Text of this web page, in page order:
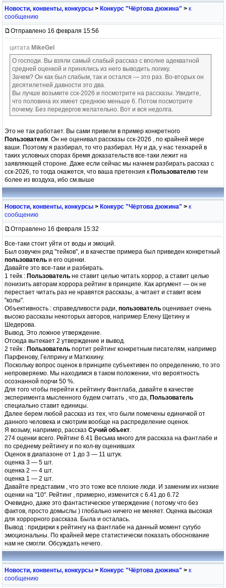
Новости, конвенты, конкурсы > Конкурс "Чёртова дюжина" > к
сообщению
Отправлено 16 февраля 15:56
цитата MikeGel
О господи. Вы взяли самый слабый рассказ с вполне адекватной
средней оценкой и принялись из него выводить логику.
Зачем? Он как был слабым, так и остался — это раз. Во-вторых он
десятилетней давности это два.
Вы лучше возьмите сск-2026 и посмотрите на рассказы. Увидите,
что половина их имеет среднюю меньше 6. Потом посмотрите
почему. Без передергов желательно. Вот и вся недолга.
Это не так работает. Вы сами привели в пример конкретного
Пользователя. Он не оценивал рассказы сск-2026 , по крайней мере
ваши. Поэтому я разбирал, то что разбирал. Ну и да, у нас технарей в
таких условных спорах бремя доказательств все-таки лежит на
заявляющей стороне. Даже если сейчас мы начнем разбирать рассказ с
сск-2026, то тогда окажется, что ваша претензия к Пользователю тем
более из воздуха, ибо см.выше
Новости, конвенты, конкурсы > Конкурс "Чёртова дюжина" > к
сообщению
Отправлено 16 февраля 15:32
Все-таки стоит уйти от воды и эмоций.
Был озвучен ряд "тейков", и в качестве примера был приведен конкретный
пользователь и его оценки.
Давайте это все-таки и разбирать.
1 тейк : Пользователь не ставит целью читать хоррор, а ставит целью
понизить авторам хоррора рейтинг в принципе. Как аргумент — он не
перестает читать раз не нравятся рассказы, а читает и ставит всем
"колы".
Объективность : справедливости ради, пользователь оценивает очень
высоко рассказы некоторых авторов, например Елену Щетину и
Шедерова.
Вывод. Это ложное утверждение.
Отсюда вытекает 2 утверждение и вывод.
2 тейк : Пользователь портит рейтинг конкретным писателям, например
Парфенову, Гелприну и Матюхину.
Поскольку вопрос оценок в принципе субъективен по определению, то это
непроверяемо. Мы находимся в таком положении, что вероятность
осознанной порчи 50 %.
Для того чтобы перейти к рейтингу Фантлаба, давайте в качестве
эксперимента мысленного будем считать , что да, Пользователь
специально ставит единицы.
Далее берем любой рассказ из тех, что были помечены единичкой от
данного человека и смотрим вообще на распределение оценок.
Я возьму, например, рассказ Сучий объект.
274 оценки всего. Рейтинг 6.41 Весьма много для рассказа на фантлабе и
по среднему рейтингу и по кол-ву оценивших
Оценок в диапазоне от 1 до 3 — 11 штук.
оценка 3 — 5 шт.
оценка 2 — 4 шт.
оценка 1 — 2 шт.
Давайте представим , что это тоже все плохие люди. И заменим их низкие
оценки на "10". Рейтинг , примерно, изменится с 6.41 до 6.72
Очевидно, даже это фантастическое утверждение ( потому что без
фактов, просто домыслы ) глобально ничего не меняет. Оценка высокая
для хоррорного рассказа. Была и осталась.
Вывод : придирки к рейтингу на фантлабе на данный момент сугубо
эмоциональны. По крайней мере статистически показать обоснование
нам не смогли. Обсуждать нечего.
Новости, конвенты, конкурсы > Конкурс "Чёртова дюжина" > к
сообщению